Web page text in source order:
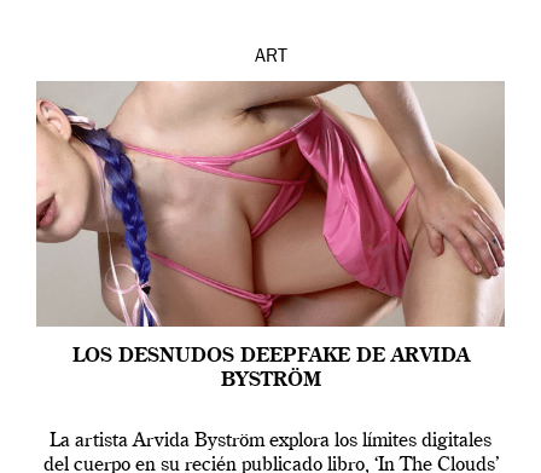
ART
LOS DESNUDOS DEEPFAKE DE ARVIDA
BYSTRÖM
La artista Arvida Byström explora los límites digitales
del cuerpo en su recién publicado libro, ‘In The Clouds’